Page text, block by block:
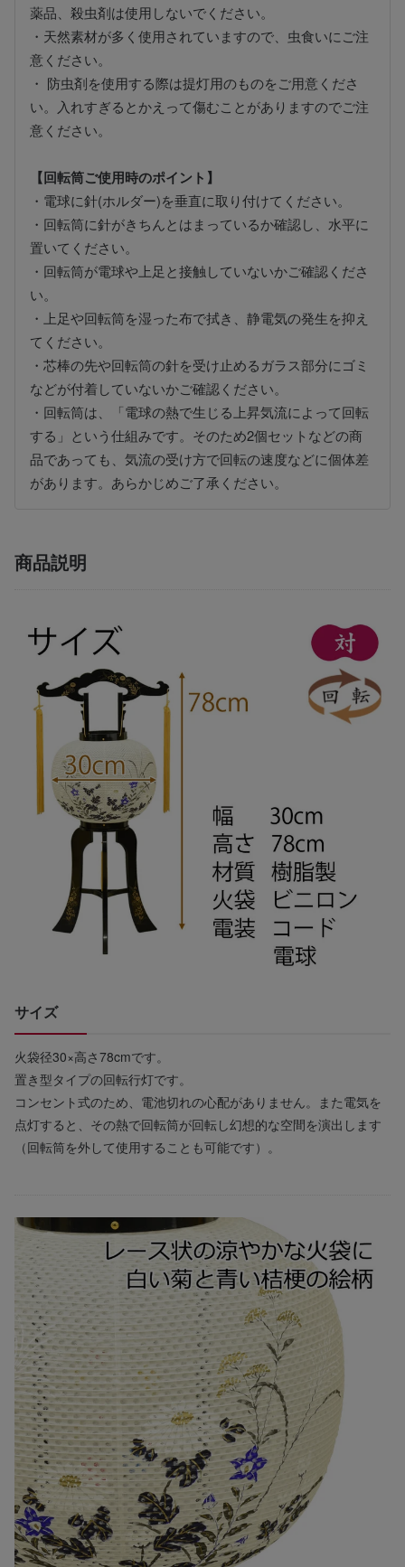
薬品、殺虫剤は使用しないでください。
・天然素材が多く使用されていますので、虫食いにご注
意ください。
・ 防虫剤を使用する際は提灯用のものをご用意くださ
い。入れすぎるとかえって傷むことがありますのでご注
意ください。
【回転筒ご使用時のポイント】
・電球に針(ホルダー)を垂直に取り付けてください。
・回転筒に針がきちんとはまっているか確認し、水平に
置いてください。
・回転筒が電球や上足と接触していないかご確認くださ
い。
・上足や回転筒を湿った布で拭き、静電気の発生を抑え
てください。
・芯棒の先や回転筒の針を受け止めるガラス部分にゴミ
などが付着していないかご確認ください。
・回転筒は、「電球の熱で生じる上昇気流によって回転
する」という仕組みです。そのため2個セットなどの商
品であっても、気流の受け方で回転の速度などに個体差
があります。あらかじめご了承ください。
商品説明
サイズ
火袋径30×高さ78cmです。
置き型タイプの回転行灯です。
コンセント式のため、電池切れの心配がありません。また電気を
点灯すると、その熱で回転筒が回転し幻想的な空間を演出します
（回転筒を外して使用することも可能です）。